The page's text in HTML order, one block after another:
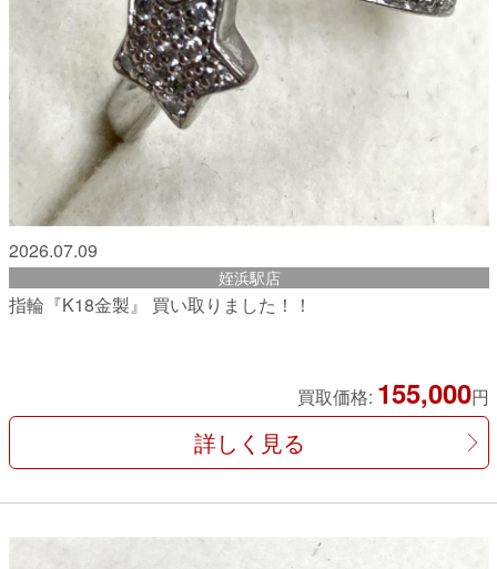
2026.07.09
姪浜駅店
指輪『K18金製』 買い取りました！！
買取価格: 155,000円
詳しく見る